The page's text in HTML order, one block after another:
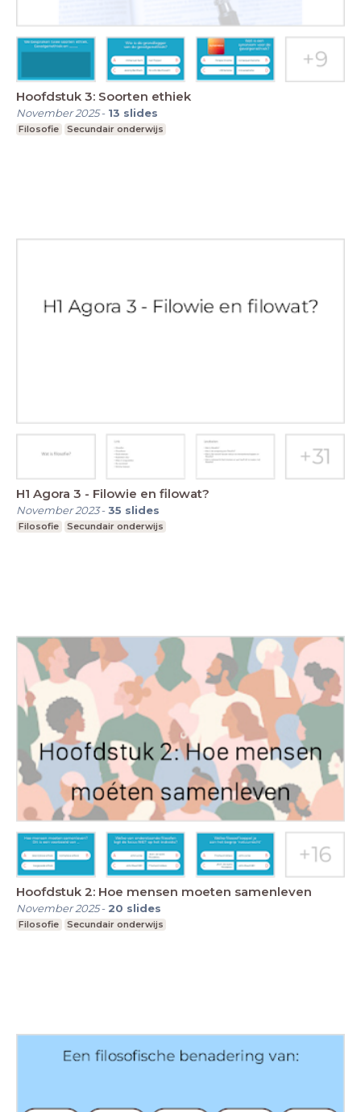
Hoofdstuk 3: Soorten ethiek
November 2025- 13 slides
Filosofie Secundair onderwijs
H1 Agora 3 - Filowie en filowat?
November 2023-35 slides
Filosofie Secundair onderwijs
Hoofdstuk 2: Hoe mensen moeten samenleven
November 2025- 20 slides
Filosofie Secundair onderwijs